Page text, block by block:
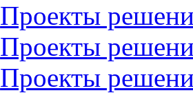
Проекты
Проекты
Проекты